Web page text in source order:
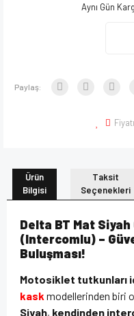
Aynı Gün
Paylaş:
Ürün
Bilgisi
Taksit
Seçenekleri
Delta BT Mat Siyah
(Intercomlu) –
Buluşması!
Motosiklet tutkunları
kask modellerinden biri
Siyah, kendinden